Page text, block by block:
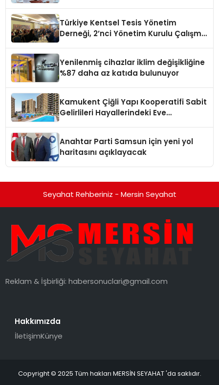
Türkiye Kentsel Tesis Yönetim
Derneği, 2’nci Yönetim Kurulu Çalışma
Yenilenmiş cihazlar iklim değişikliğine
%87 daha az katıda bulunuyor
Kamukent Çiğli Yapı Kooperatifi Sabit
Gelirlileri Hayallerindeki Eve
Anahtar Parti Samsun için yeni yol
haritasını açıklayacak
Seyahat Rehberiniz - Mersin Seyahat
Reklam & İşbirliği:habersonuclari@gmail.com
Hakkımızda
İletişimKünye
Copyright © 2025 Tüm hakları MERSİN SEYAHAT 'da saklıdır.